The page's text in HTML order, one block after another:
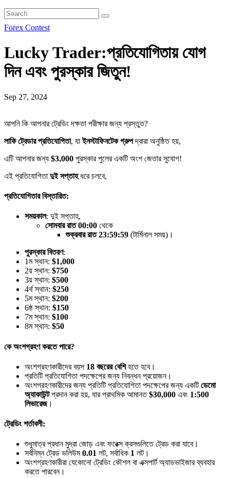
Forex Contest
Lucky Trader:প্রতিযোগিতায় যোগ
দিন এবং পুরস্কার জিতুন!
Sep 27, 2024
আপনি কি আপনার ট্রেডিং দক্ষতা পরীক্ষার জন্য প্রস্তুত?
লাকি ট্রেডার প্রতিযোগিতা, যাইনস্টাফিনটেক গ্রুপদ্বারা অনুষ্ঠিত হয়,
এটি আপনার জন্য $3,000 পুরস্কার পুলের একটি অংশ জেতার সুযোগ!
এই প্রতিযোগিতা দুই সপ্তাহধরে চলবে,
প্রতিযোগিতার বিস্তারিত:
সময়কাল: দুই সপ্তাহ,
সোমবার রাত 00:00 থেকে
শুক্রবার রাত 23:59:59 (টার্মিনাল সময়)।
পুরস্কার বিতরণ:
1ম স্থান: $1,000
2য় স্থান: $750
3য় স্থান: $500
4র্থ স্থান: $250
5ম স্থান: $200
6ষ্ঠ স্থান: $150
7ম স্থান: $100
8ম স্থান: $50
কে অংশগ্রহণ করতে পারে?
অংশগ্রহণকারীদের বয়স 18 বছরের বেশিহতে হবে।
প্রতিটি প্রতিযোগিতা পদক্ষেপের জন্য নিবন্ধন প্রয়োজন।
অংশগ্রহণকারীদের জন্য প্রতিটি প্রতিযোগিতা পদক্ষেপের জন্য একটিডেমো
অ্যাকাউন্টপ্রদান করা হয়, যার প্রাথমিক আমানত$30,000 এবং 1:500
লিভারেজ।
ট্রেডিং শর্তাবলী:
শুধুমাত্র প্রধান মুদ্রা জোড় এবং ফরেক্স ক্রসগুলিতে ট্রেড করা যাবে।
সর্বনিম্ন ট্রেড ভলিউম0.01 লট, সর্বাধিক 1 লট।
অংশগ্রহণকারীরা যেকোনো ট্রেডিং কৌশল বা এক্সপার্ট অ্যাডভাইজার ব্যবহার
করতে পারবেন।